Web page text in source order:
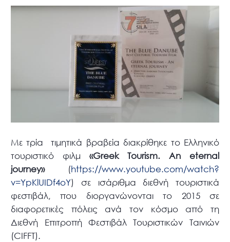
Με τρία τιμητικά βραβεία διακρίθηκε το Ελληνικό
τουριστικό φιλμ «Greek Tourism. An eternal
journey»(https://www.youtube.com/watch?
v=YpKlUIDf4oY) σε ισάριθμα διεθνή τουριστικά
φεστιβάλ, που διοργανώνονται το 2015 σε
διαφορετικές πόλεις ανά τον κόσμο από τη
Διεθνή Επιτροπή Φεστιβάλ Τουριστικών Ταινιών
(CIFFT).